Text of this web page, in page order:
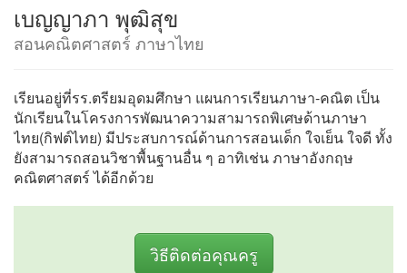
เบญญาภา พุฒิสุข
สอนคณิตศาสตร์ ภาษาไทย
เรียนอยู่ที่รร.ตรียมอุดมศึกษา แผนการเรียนภาษา-คณิต เป็น
นักเรียนในโครงการพัฒนาความสามารถพิเศษด้านภาษา
ไทย(กิฟต์ไทย) มีประสบการณ์ด้านการสอนเด็ก ใจเย็น ใจดี ทั้ง
ยังสามารถสอนวิชาพื้นฐานอื่น ๆ อาทิเช่น ภาษาอังกฤษ
คณิตศาสตร์ ได้อีกด้วย
วิธีติดต่อคุณครู